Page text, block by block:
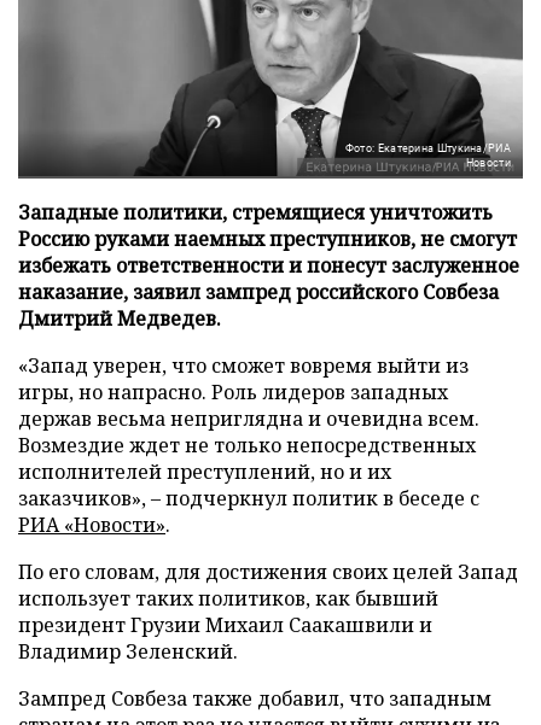
Фото: Екатерина Штукина/РИА
Новости
Западные политики, стремящиеся уничтожить
Россию руками наемных преступников, не смогут
избежать ответственности и понесут заслуженное
наказание, заявил зампред российского Совбеза
Дмитрий Медведев.
«Запад уверен, что сможет вовремя выйти из
игры, но напрасно. Роль лидеров западных
держав весьма неприглядна и очевидна всем.
Возмездие ждет не только непосредственных
исполнителей преступлений, но и их
заказчиков», – подчеркнул политик в беседе с
РИА «Новости».
По его словам, для достижения своих целей Запад
использует таких политиков, как бывший
президент Грузии Михаил Саакашвили и
Владимир Зеленский.
Зампред Совбеза также добавил, что западным